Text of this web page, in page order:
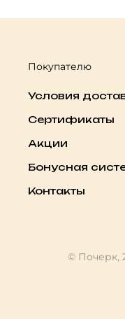
Покупателю
Условия
Сертификаты
Акции
Бонусная
Контакты
© Почерк,